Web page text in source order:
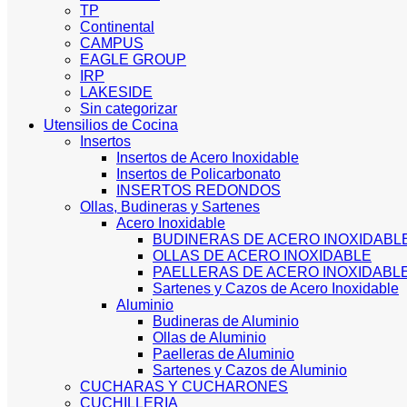
TP
Continental
CAMPUS
EAGLE GROUP
IRP
LAKESIDE
Sin categorizar
Utensilios de Cocina
Insertos
Insertos de Acero Inoxidable
Insertos de Policarbonato
INSERTOS REDONDOS
Ollas, Budineras y Sartenes
Acero Inoxidable
BUDINERAS DE ACERO
OLLAS DE ACERO INOXIDABLE
PAELLERAS DE ACERO
Sartenes y Cazos de Acero Inoxidable
Aluminio
Budineras de Aluminio
Ollas de Aluminio
Paelleras de Aluminio
Sartenes y Cazos de Aluminio
CUCHARAS Y CUCHARONES
CUCHILLERIA